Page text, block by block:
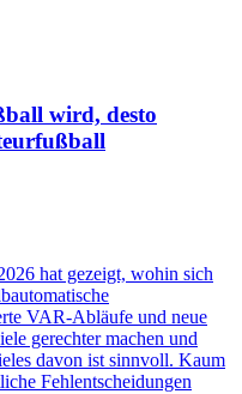
wird, desto
hat gezeigt, wohin sich
VAR-Abläufe und neue
gerechter machen und
davon ist sinnvoll. Kaum
Fehlentscheidungen